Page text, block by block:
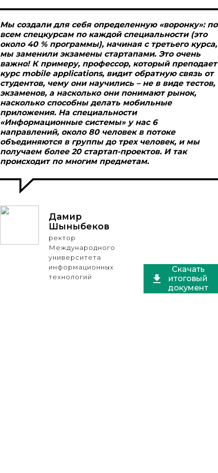
Мы создали для себя определенную «воронку»: по
всем спецкурсам по каждой специальности (это
около 40 % программы), начиная с третьего курса,
мы заменили экзамены стартапами. Это очень
важно! К примеру, профессор, который преподает
курс mobile applications, видит обратную связь от
студентов, чему они научились – не в виде тестов,
экзаменов, а насколько они понимают рынок,
насколько способны делать мобильные
приложения. На специальности
«Информационные системы» у нас 6
направлений, около 80 человек в потоке
объединяются в группы до трех человек, и мы
получаем более 20 стартап-проектов. И так
происходит по многим предметам.
Дамир
Шыныбеков
ректор
Международного
университета
информационных
технологий
Скачать
итоговый
документ